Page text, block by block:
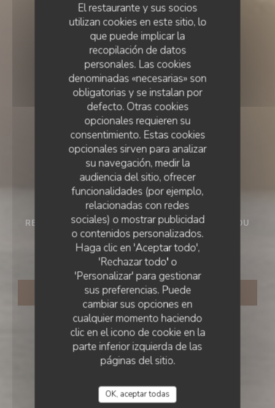
El restaurante y sus socios
utilizan cookies en este sitio, lo
que puede implicar la
recopilación de datos
personales. Las cookies
denominadas «necesarias» son
obligatorias y se instalan por
defecto. Otras cookies
opcionales requieren su
consentimiento. Estas cookies
opcionales sirven para analizar
su navegación, medir la
audiencia del sitio, ofrecer
funcionalidades (por ejemplo,
relacionadas con redes
sociales) o mostrar publicidad
o contenidos personalizados.
Haga clic en 'Aceptar todo',
'Rechazar todo' o
'Personalizar' para gestionar
sus preferencias. Puede
cambiar sus opciones en
cualquier momento haciendo
clic en el icono de cookie en la
parte inferior izquierda de las
páginas del sitio.
OK, aceptar todas
RESTAURANDO PLAYA PRIVADA• LE LAVANDOU
Acampa
RESERVAR UNA MESA
ACAMPA